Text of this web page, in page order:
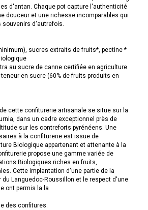
d'antan. Chaque pot capture l'authenticité
douceur et une richesse incomparables qui
souvenirs d'autrefois.
sucres extraits de fruits*, pectine *
au sucre de canne certifiée en agriculture
en sucre (60% de fruits produits en
cette confiturerie artisanale se situe sur la
dans un cadre exceptionnel près de
sur les contreforts pyrénéens. Une
à la confiturerie est issue de
Biologique appartenant et attenante à la
propose une gamme variée de
Biologiques riches en fruits,
Cette implantation d'une partie de la
du Languedoc-Roussillon et le respect d'une
ont permis la la
des confitures.